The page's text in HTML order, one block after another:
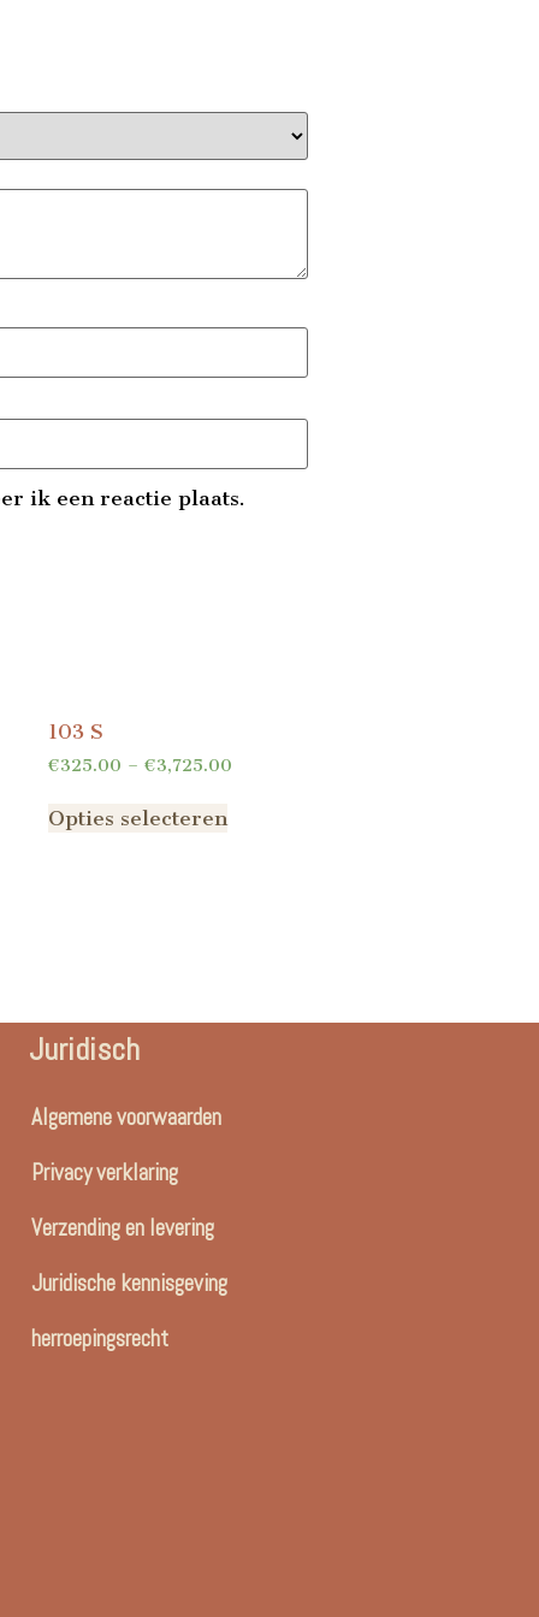
ik een reactie plaats.
103 S
€325.00 –€3,725.00
Opties selecteren
Juridisch
Algemene voorwaarden
Privacy verklaring
Verzending en levering
Juridische kennisgeving
herroepingsrecht